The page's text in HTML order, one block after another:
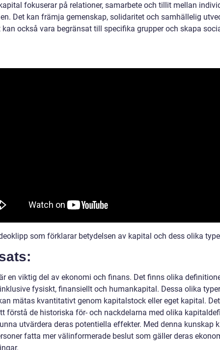
fokuserar på relationer, samarbete och tillit mellan
Det kan främja gemenskap, solidaritet och samhällelig
kan också vara begränsat till specifika grupper och skapa
som förklarar betydelsen av kapital och dess olika
en viktig del av ekonomi och finans. Det finns olika
fysiskt, finansiellt och humankapital. Dessa olika
mätas kvantitativt genom kapitalstock eller eget kapital.
förstå de historiska för- och nackdelarna med olika
utvärdera deras potentiella effekter. Med denna kunskap
fatta mer välinformerade beslut som gäller deras